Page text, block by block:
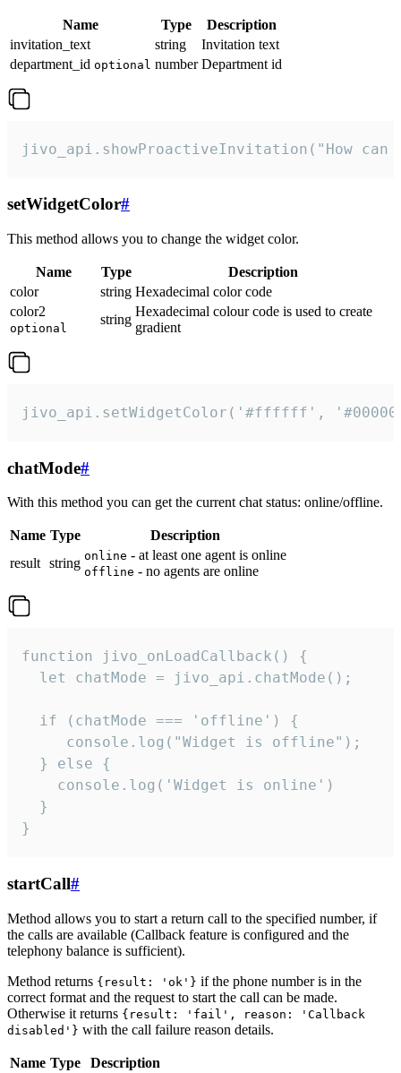
Name Type
Description
invitation_text
string
Invitation text
department_id optional number Department id
jivo_api.showProactiveInvitation("How
setWidgetColor#
This method allows you to change the widget color.
Name Type
Description
color
string Hexadecimal color code
color2
optional
string
Hexadecimal colour code is used to create
gradient
jivo_api.setWidgetColor('#ffffff',
chatMode#
With this method you can get the current chat status: online/offline.
Name Type
Description
result string online - at least one agent is online
offline - no agents are online
function jivo_onLoadCallback() {
  let chatMode = jivo_api.chatMode();
  if (chatMode === 'offline') {
     console.log("Widget is offline");
  } else {
    console.log('Widget is online')
  }
}
startCall#
Method allows you to start a return call to the specified number, if
the calls are available (Callback feature is configured and the
telephony balance is sufficient).
Method returns {result: 'ok'} if the phone number is in the
correct format and the request to start the call can be made.
Otherwise it returns {result: 'fail', reason: 'Callback
disabled'} with the call failure reason details.
Name Type
Description